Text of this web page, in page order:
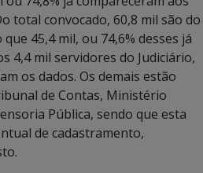
total convocado, 60,8 mil são do
45,4 mil, ou 74,6% desses já
4,4 mil servidores do Judiciário,
os dados. Os demais estão
de Contas, Ministério
Pública, sendo que esta
de cadastramento,